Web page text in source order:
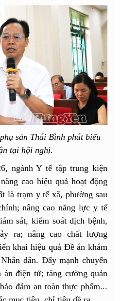
sản Thái Bình phát biểu
tại hội nghị.
ngành Y tế tập trung kiện
cao hiệu quả hoạt động
là trạm y tế xã, phường sau
nâng cao năng lực y tế
sát, kiểm soát dịch bệnh,
ra; nâng cao chất lượng
khai hiệu quả Đề án khám
dân. Đẩy mạnh chuyển
điện tử; tăng cường quản
đảm an toàn thực phẩm...